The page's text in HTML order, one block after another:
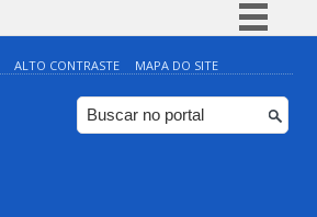
Simplifique!
Comunica BR
Participe
ALTO CONTRASTE MAPA DO SITE